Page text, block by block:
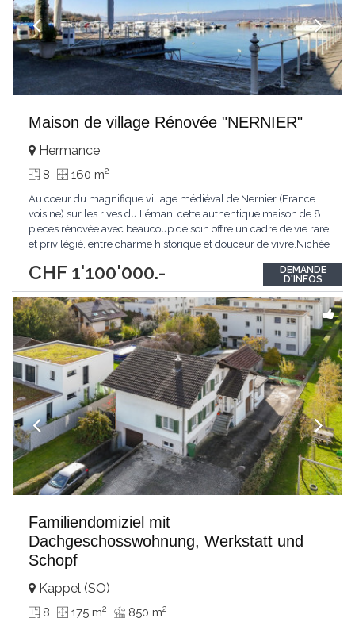
Maison de village Rénovée "NERNIER"
CHF 1'100'000.-
Hermance
8 160 m2
Au coeur du magnifique village médiéval de Nernier (France
voisine) sur les rives du Léman, cette authentique maison de 8
pièces rénovée avec beaucoup de soin offre un cadre de vie rare
et privilégié, entre charme historique et douceur de vivre.Nichée
d'un environnement calme, à quelques mètres seulement du
lac et du port.Dès...
DEMANDE
D'INFOS
Familiendomiziel mit
Dachgeschosswohnung, Werkstatt und
Schopf
Kappel (SO)
8 175 m2 850 m2